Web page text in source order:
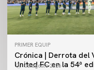
PRIMER EQUIP
Crónica | Derrota del
United FC en la 54ª
08 agosto 2026